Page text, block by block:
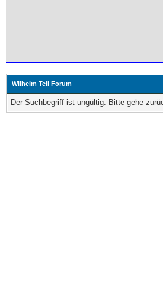
Wilhelm Tell Forum
Der Suchbegriff ist ungültig. Bitte gehe